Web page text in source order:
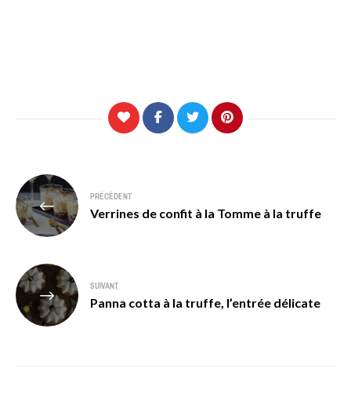
Navigation
de
l’article
PRÉCÉDENT
Verrines de confit à la Tomme à la truffe
SUIVANT
Panna cotta à la truffe, l’entrée délicate